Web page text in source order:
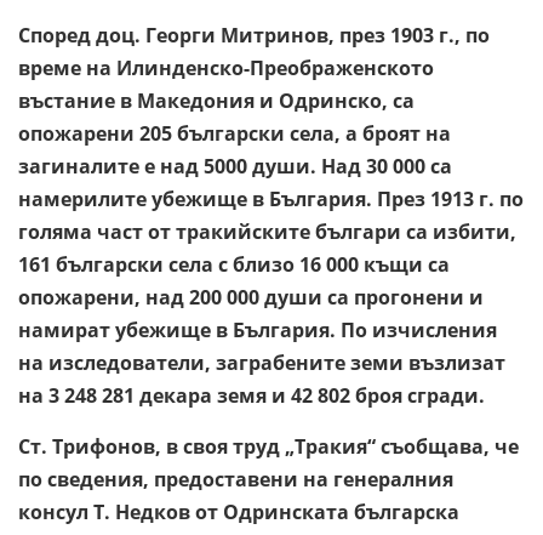
Според доц. Георги Митринов, през 1903 г., по
време на Илинденско-Преображенското
въстание в Македония и Одринско, са
опожарени 205 български села, а броят на
загиналите е над 5000 души. Над 30 000 са
намерилите убежище в България. През 1913 г. по
голяма част от тракийските българи са избити,
161 български села с близо 16 000 къщи са
опожарени, над 200 000 души са прогонени и
намират убежище в България. По изчисления
на изследователи, заграбените земи възлизат
на 3 248 281 декара земя и 42 802 броя сгради.
Ст. Трифонов, в своя труд „Тракия“ съобщава, че
по сведения, предоставени на генералния
консул Т. Недков от Одринската българска